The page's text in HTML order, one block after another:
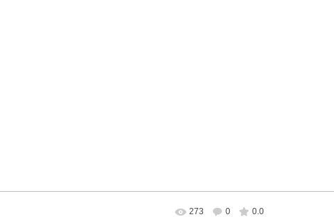
273 0 0.0